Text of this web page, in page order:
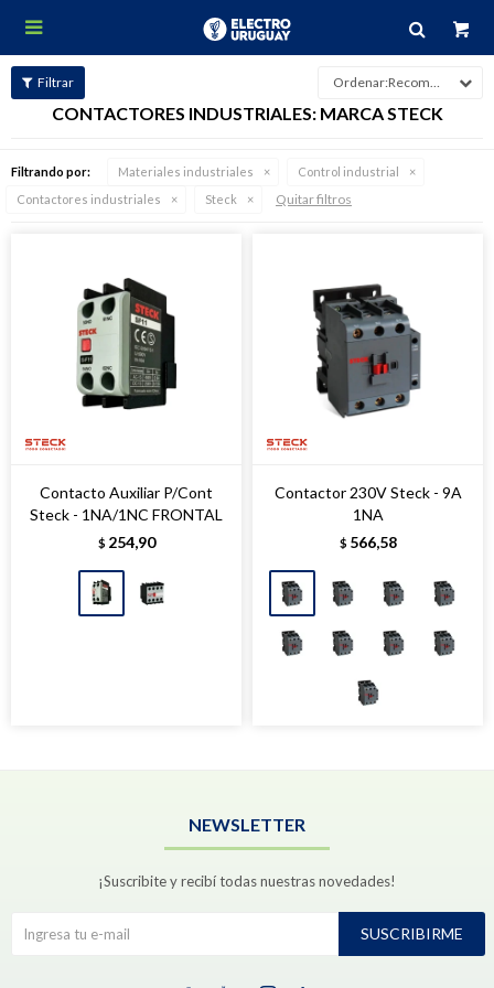

Recomendados
CONTACTORES INDUSTRIALES: MARCA STECK
Filtrando por: Materiales industriales
Control industrial
Contactores industriales
Steck Quitar filtros
Contacto Auxiliar P/Cont
Steck - 1NA/1NC FRONTAL
$ 254,90
Contactor 230V Steck - 9A
1NA
$ 566,58
NEWSLETTER
¡Suscribite y recibí todas nuestras novedades!
SUSCRIBIRME